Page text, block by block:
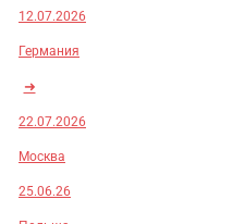
12.07.2026
Германия
➜
22.07.2026
Москва
25.06.26